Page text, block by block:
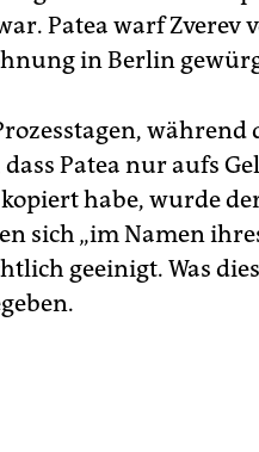
Patea warf
in Berlin
während
Patea nur aufs
habe, wurde
sich „im Namen
geeinigt. Was